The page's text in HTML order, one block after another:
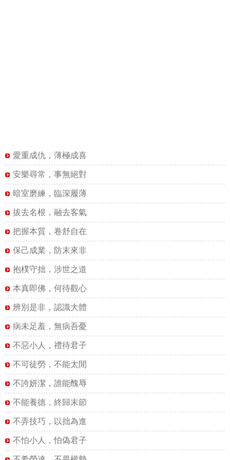
愛重成仇，薄極成喜
安樂尋常，事無絕對
暗室磨練，臨深履薄
拔去名根，融去客氣
把握本質，卷舒自在
保己成業，防末來非
抱樸守拙，涉世之道
本真即佛，何待觀心
辨別是非，認識大體
病未足羞，無病吾憂
不惡小人，禮待君子
不可徒勞，不能太閒
不誇妍潔，誰能醜辱
不能養德，終歸末節
不弄技巧，以拙為進
不怕小人，怕偽君子